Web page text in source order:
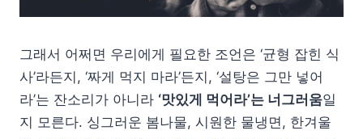
그래서 어쩌면 우리에게 필요한 조언은 ‘균형 잡힌 식
사’라든지, ‘짜게 먹지 마라’든지, ‘설탕은 그만 넣어
라’는 잔소리가 아니라 ‘맛있게 먹어라’는 너그러움일
지 모른다. 싱그러운 봄나물, 시원한 물냉면, 한겨울